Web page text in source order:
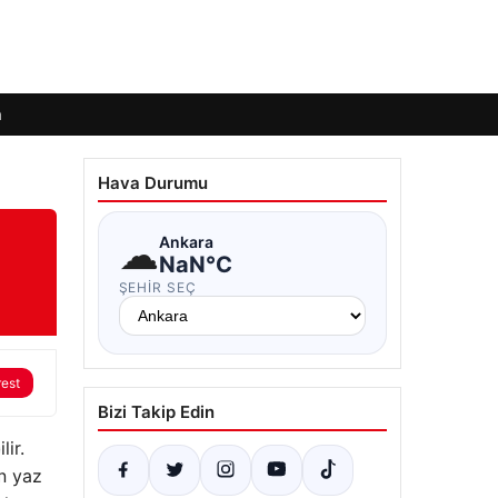
yaz
Hava Durumu
☁Ankara
NaN°C
ŞEHIR SEÇ
Bizi Takip Edin